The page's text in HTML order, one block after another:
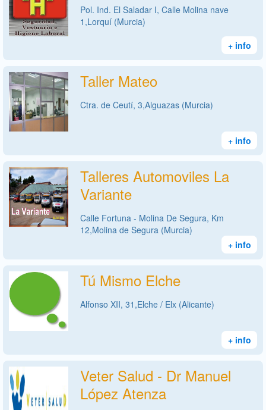
Pol. Ind. El Saladar I, Calle Molina nave
1,Lorquí (Murcia)
+ info
Taller Mateo
Ctra. de Ceutí, 3,Alguazas (Murcia)
+ info
Talleres Automoviles La
Variante
Calle Fortuna - Molina De Segura, Km
12,Molina de Segura (Murcia)
+ info
Tú Mismo Elche
Alfonso XII, 31,Elche / Elx (Alicante)
+ info
Veter Salud - Dr Manuel
López Atenza